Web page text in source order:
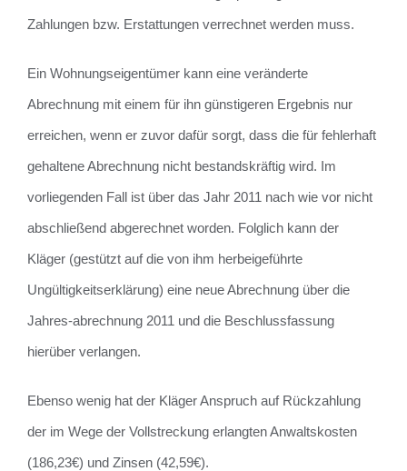
Zahlungen bzw. Erstattungen verrechnet werden muss.
Ein Wohnungseigentümer kann eine veränderte
Abrechnung mit einem für ihn günstigeren Ergebnis nur
erreichen, wenn er zuvor dafür sorgt, dass die für fehlerhaft
gehaltene Abrechnung nicht bestandskräftig wird. Im
vorliegenden Fall ist über das Jahr 2011 nach wie vor nicht
abschließend abgerechnet worden. Folglich kann der
Kläger (gestützt auf die von ihm herbeigeführte
Ungültigkeitserklärung) eine neue Abrechnung über die
Jahres-abrechnung 2011 und die Beschlussfassung
hierüber verlangen.
Ebenso wenig hat der Kläger Anspruch auf Rückzahlung
der im Wege der Vollstreckung erlangten Anwaltskosten
(186,23€) und Zinsen (42,59€).